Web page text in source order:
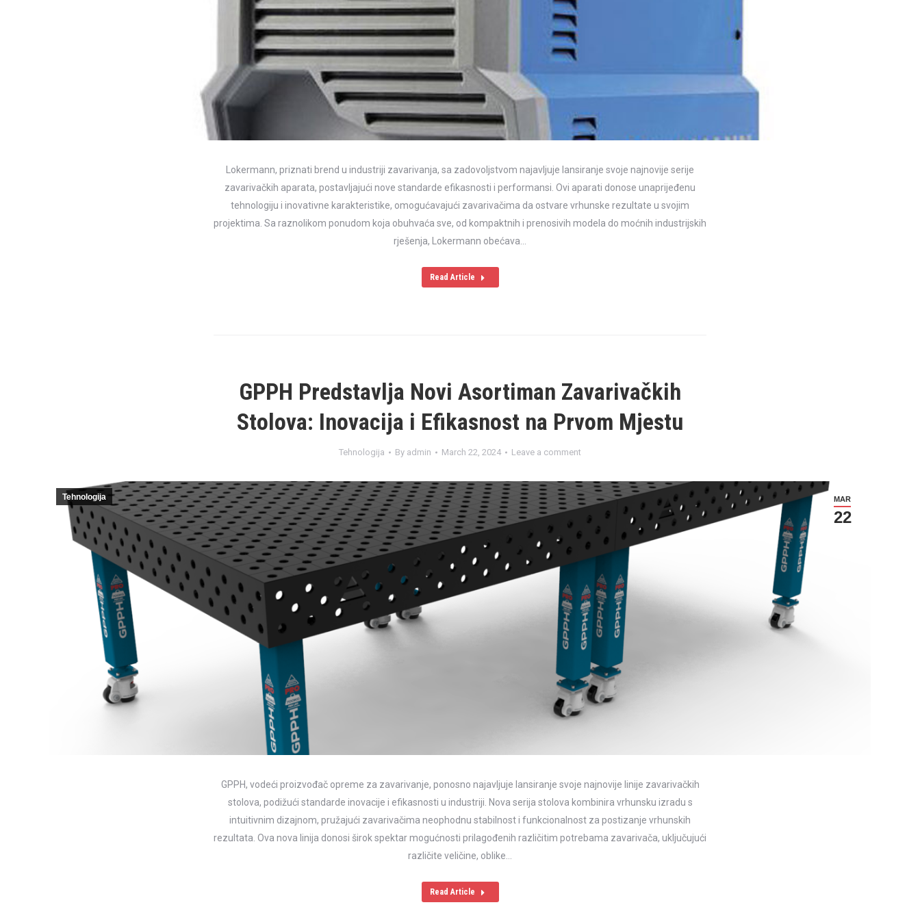
Lokermann, priznati brend u industriji zavarivanja, sa zadovoljstvom najavljuje lansiranje svoje najnovije serije
zavarivačkih aparata, postavljajući nove standarde efikasnosti i performansi. Ovi aparati donose unaprijeđenu
tehnologiju i inovativne karakteristike, omogućavajući zavarivačima da ostvare vrhunske rezultate u svojim
projektima. Sa raznolikom ponudom koja obuhvaća sve, od kompaktnih i prenosivih modela do moćnih industrijskih
rješenja, Lokermann obećava…
Read Article
GPPH Predstavlja Novi Asortiman Zavarivačkih
Stolova: Inovacija i Efikasnost na Prvom Mjestu
Tehnologija By admin March 22, 2024 Leave a comment
MAR
22
Tehnologija
GPPH, vodeći proizvođač opreme za zavarivanje, ponosno najavljuje lansiranje svoje najnovije linije zavarivačkih
stolova, podižući standarde inovacije i efikasnosti u industriji. Nova serija stolova kombinira vrhunsku izradu s
intuitivnim dizajnom, pružajući zavarivačima neophodnu stabilnost i funkcionalnost za postizanje vrhunskih
rezultata. Ova nova linija donosi širok spektar mogućnosti prilagođenih različitim potrebama zavarivača, uključujući
različite veličine, oblike…
Read Article